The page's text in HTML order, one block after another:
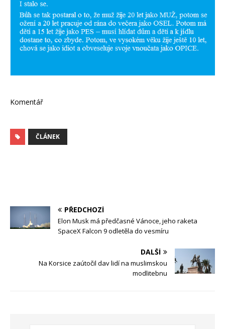
Komentář
ČLÁNEK
PŘEDCHOZÍ
Elon Musk má předčasné Vánoce, jeho raketa
SpaceX Falcon 9 odletěla do vesmíru
DALŠÍ
Na Korsice zaútočil dav lidí na muslimskou
modlitebnu